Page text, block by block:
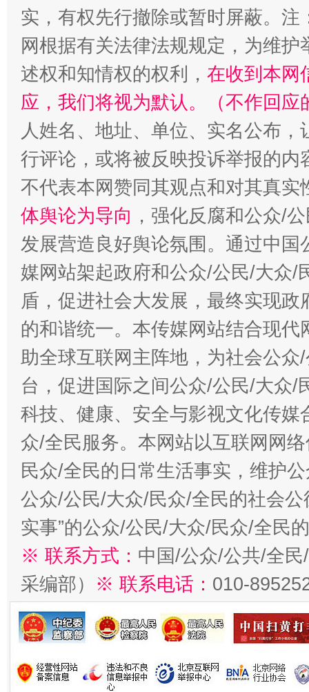
招工难、用工荒背后
实，有权先行撤除或暂时屏蔽。
网根据有关法律法规规定，为维
述权和知情权的权利， 在收到本网
应，我们将视为默认。（不作回应
人姓名、地址、单位、实名公布
行评论，或将被反映投诉举报的
不代表本网赞同其观点和对其真实
体舆论为导向 ，强化反腐和公众/
发展营造良好舆论氛围。通过中
媒网站架起政府和公众/公民/大众/
盾，促进社会大发展，最终实现
的和谐统一。本传媒网站结合现
助全球互联网主阵地，为社会公
台，促进国际之间公众/公民/大众/
科技、健康、安全与影视文化传
众/全民服务。本网站以互联网网
民众/全民的日常生活事实，维护
公众/公民/大众/民众/全民的社会公
实事”的公众/公民/大众/民众/全民
※ 联系方式： 中国/公众/公共/全
采编部） ※ 联系电话： 010-